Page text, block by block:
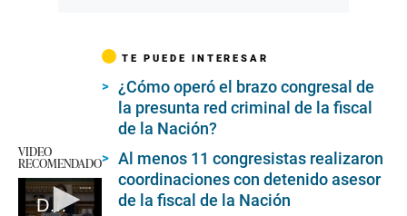
VIDEO
RECOMENDADO
Declaración de María Cordero
TE PUEDE INTERESAR
¿Cómo operó el brazo congresal de
la presunta red criminal de la fiscal
de la Nación?
Al menos 11 congresistas realizaron
coordinaciones con detenido asesor
de la fiscal de la Nación